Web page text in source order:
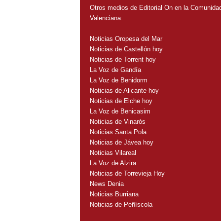
Otros medios de Editorial On en la
Valenciana:
Noticias Oropesa del Mar
Noticias de Castellón hoy
Noticias de Torrent hoy
La Voz de Gandía
La Voz de Benidorm
Noticias de Alicante hoy
Noticias de Elche hoy
La Voz de Benicasim
Noticias de Vinaròs
Noticias Santa Pola
Noticias de Jávea hoy
Noticias Vilareal
La Voz de Alzira
Noticias de Torrevieja Hoy
News Denia
Noticias Burriana
Noticias de Peñíscola